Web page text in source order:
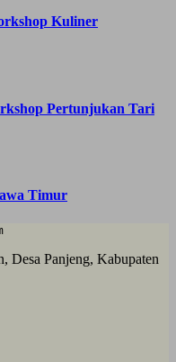
Kuliner
Pertunjukan Tari
Timur
Desa Panjeng, Kabupaten